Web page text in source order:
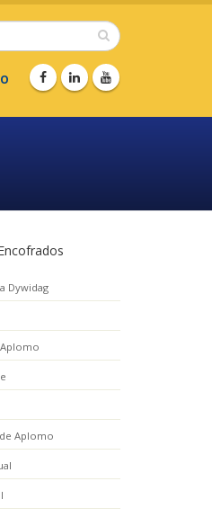
Dywidag
Aplomo